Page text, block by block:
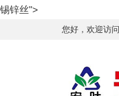
锡锌丝">
您好，欢迎访